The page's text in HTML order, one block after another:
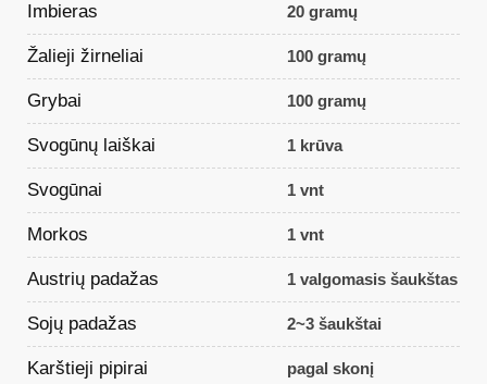
Imbieras 20 gramų
Žalieji žirneliai 100 gramų
Grybai 100 gramų
Svogūnų laiškai 1 krūva
Svogūnai 1 vnt
Morkos 1 vnt
Austrių padažas 1 valgomasis šaukštas
Sojų padažas 2~3 šaukštai
Karštieji pipirai pagal skonį